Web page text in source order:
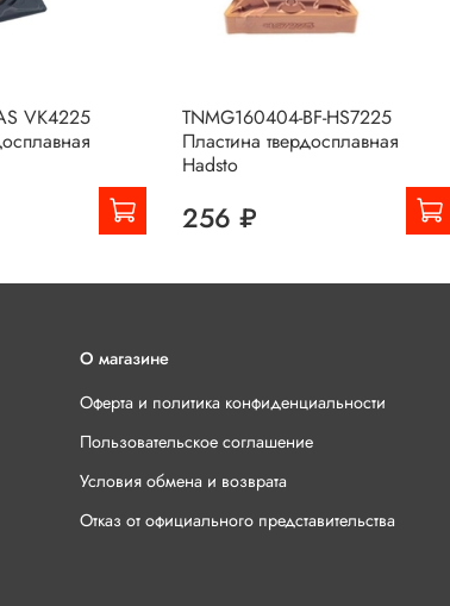
VK4225
TNMG160404-BF-HS7225
Пластина твердосплавная
Hadsto
256 ₽
О магазине
Оферта и политика конфиденциальности
Пользовательское соглашение
Условия обмена и возврата
Отказ от официального представительства